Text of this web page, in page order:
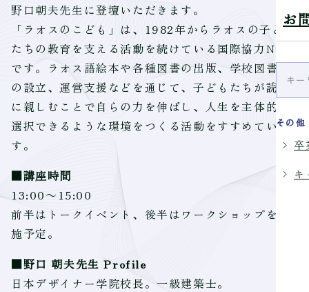
お
その他
卒
キ
野口朝夫先生に登壇いただきます。
「ラオスのこども」は、1982年からラオスの子ども
たちの教育を支える活動を続けている国際協力NGO
です。ラオス語絵本や各種図書の出版、学校図書室
の設立、運営支援などを通じて、子どもたちが読書
に親しむことで自らの力を伸ばし、人生を主体的に
選択できるような環境をつくる活動をすすめていま
す。
■講座時間
13:00～15:00
前半はトークイベント、後半はワークショップを実
施予定。
■野口 朝夫先生 Profile
日本デザイナー学院校長。一級建築士。